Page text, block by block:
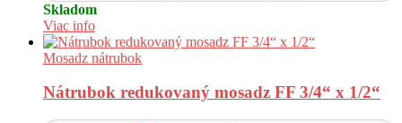
Skladom
Viac info
Mosadz nátrubok
Nátrubok redukovaný mosadz FF 3/4“ x 1/2“